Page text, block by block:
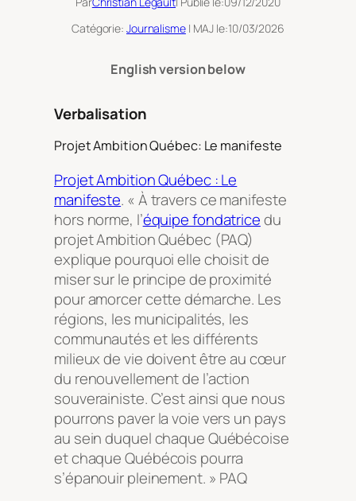
Catégorie: Journalisme| MAJ le:10/03/2026
English version below
Verbalisation
Projet Ambition Québec: Le manifeste
Projet Ambition Québec : Le
manifeste. « À travers ce manifeste
hors norme, l’équipe fondatricedu
projet Ambition Québec (PAQ)
explique pourquoi elle choisit de
miser sur le principe de proximité
pour amorcer cette démarche. Les
régions, les municipalités, les
communautés et les différents
milieux de vie doivent être au cœur
du renouvellement de l’action
souverainiste. C’est ainsi que nous
pourrons paver la voie vers un pays
au sein duquel chaque Québécoise
et chaque Québécois pourra
s’épanouir pleinement. » PAQ